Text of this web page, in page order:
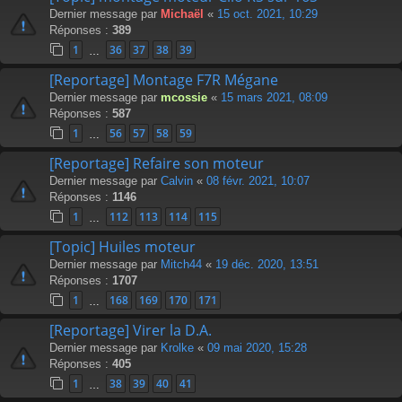
Dernier message par Michaël « 15 oct. 2021, 10:29
Réponses : 389
1 36 37 38 39
[Reportage] Montage F7R Mégane
Dernier message par mcossie « 15 mars 2021, 08:09
Réponses : 587
1 56 57 58 59
[Reportage] Refaire son moteur
Dernier message par Calvin « 08 févr. 2021, 10:07
Réponses : 1146
1 112 113 114 115
[Topic] Huiles moteur
Dernier message par Mitch44 « 19 déc. 2020, 13:51
Réponses : 1707
1 168 169 170 171
[Reportage] Virer la D.A.
Dernier message par Krolke « 09 mai 2020, 15:28
Réponses : 405
1 38 39 40 41